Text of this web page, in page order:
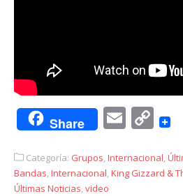
Share Email
Categoría: Grupos Internacional
Bandas Internacional King Gizzard &
Últimas Noticias video